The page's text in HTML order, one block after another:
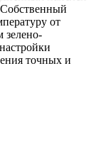
от
зелено-
точных и